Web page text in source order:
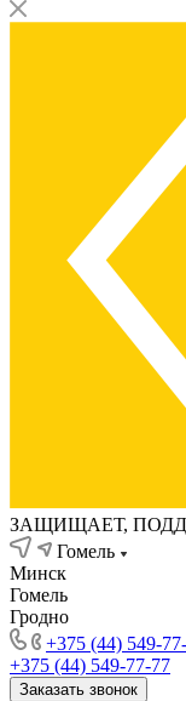
ЗАЩИЩАЕТ,
Гомель
Минск
Гомель
Гродно
+375 (44) 549-
+375 (44) 549-77-77
Заказать звонок